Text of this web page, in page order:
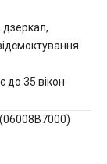
дзеркал,
до 35 вікон